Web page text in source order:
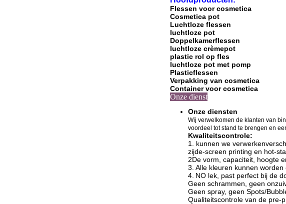
Flessen voor cosmetica
Cosmetica pot
Luchtloze flessen
luchtloze pot
Doppelkamerflessen
luchtloze crèmepot
plastic rol op fles
luchtloze pot met pomp
Plasticflessen
Verpakking van cosmetica
Container voor cosmetica
Onze dienst
Onze diensten
Wij verwelkomen de klanten van
voordeel tot stand te brengen en
Kwaliteitscontrole:
1. kunnen we verwerken
zijde-screen printing en hot-
2De vorm, capaciteit, hoogte
3. Alle kleuren kunnen
4. NO lek, past perfect bij de
Geen schrammen, geen
Geen spray, geen Spots/
Qualiteitscontrole van de pre-